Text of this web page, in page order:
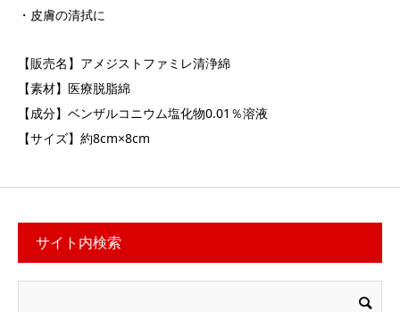
・皮膚の清拭に
【販売名】アメジストファミレ清浄綿
【素材】医療脱脂綿
【成分】ベンザルコニウム塩化物0.01％溶液
【サイズ】約8cm×8cm
サイト内検索